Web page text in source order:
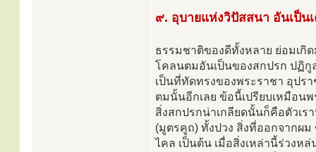
๙. อุบายแห่งวิปัสสนา อันเป็น
ธรรมชาติของดีทั้งหลาย ย่อมเกิ
โคลนตมอันเป็นของสกปรก ปฏิกู
เป็นที่ทัดทรงของพระราชา อุปร
ตมนั้นอีกเลย ข้อนี้เปรียบเหมือน
สิ่งสกปรกน่าเกลียดนั้นก็คือตัวเร
(มูตรคูถ) ทั้งปวง สิ่งที่ออกจากผ
ไคล เป็นต้น เมื่อสิ่งเหล่านี้ร่วงห